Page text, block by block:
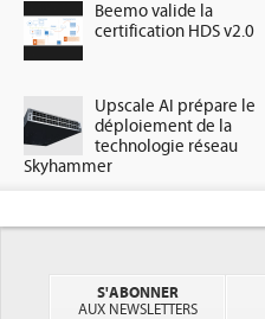
Beemo valide la
certification HDS v2.0
Upscale AI prépare le
déploiement de la
technologie réseau
Skyhammer
S'ABONNER
AUX NEWSLETTERS